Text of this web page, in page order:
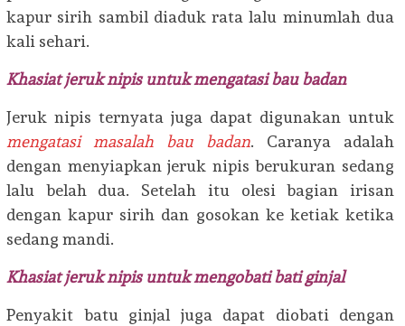
kapur sirih sambil diaduk rata lalu minumlah dua
kali sehari.
Khasiat jeruk nipis untuk mengatasi bau badan
Jeruk nipis ternyata juga dapat digunakan untuk
mengatasi masalah bau badan. Caranya adalah
dengan menyiapkan jeruk nipis berukuran sedang
lalu belah dua. Setelah itu olesi bagian irisan
dengan kapur sirih dan gosokan ke ketiak ketika
sedang mandi.
Khasiat jeruk nipis untuk mengobati bati ginjal
Penyakit batu ginjal juga dapat diobati dengan